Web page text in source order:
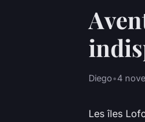
Diego•4
Les îles